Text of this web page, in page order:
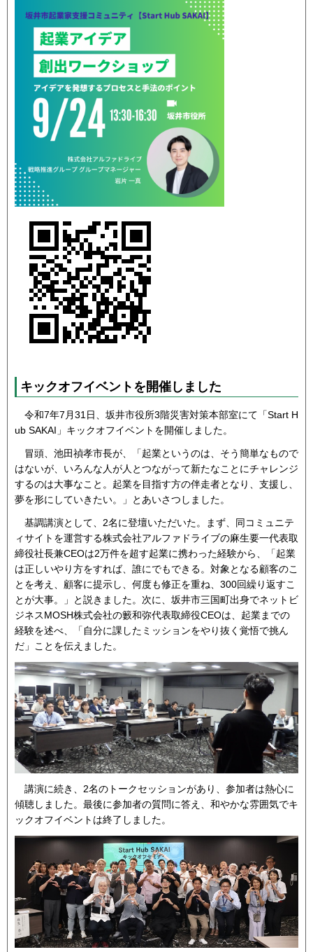
キックオフイベントを開催しました
令和7年7月31日、坂井市役所3階災害対策本部室にて「Start H
ub SAKAI」キックオフイベントを開催しました。
冒頭、池田禎孝市長が、「起業というのは、そう簡単なもので
はないが、いろんな人が人とつながって新たなことにチャレンジ
するのは大事なこと。起業を目指す方の伴走者となり、支援し、
夢を形にしていきたい。」とあいさつしました。
基調講演として、2名に登壇いただいた。まず、同コミュニテ
ィサイトを運営する株式会社アルファドライブの麻生要一代表取
締役社長兼CEOは2万件を超す起業に携わった経験から、「起業
は正しいやり方をすれば、誰にでもできる。対象となる顧客のこ
とを考え、顧客に提示し、何度も修正を重ね、300回繰り返すこ
とが大事。」と説きました。次に、坂井市三国町出身でネットビ
ジネスMOSH株式会社の籔和弥代表取締役CEOは、起業までの
経験を述べ、「自分に課したミッションをやり抜く覚悟で挑ん
だ」ことを伝えました。
講演に続き、2名のトークセッションがあり、参加者は熱心に
傾聴しました。最後に参加者の質問に答え、和やかな雰囲気でキ
ックオフイベントは終了しました。